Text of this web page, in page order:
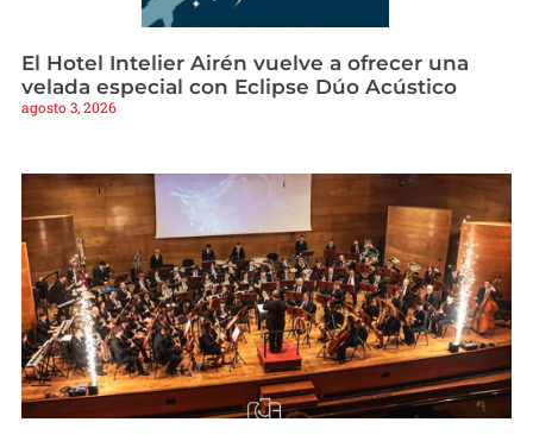
El Hotel Intelier Airén vuelve a ofrecer una
velada especial con Eclipse Dúo Acústico
agosto 3, 2026